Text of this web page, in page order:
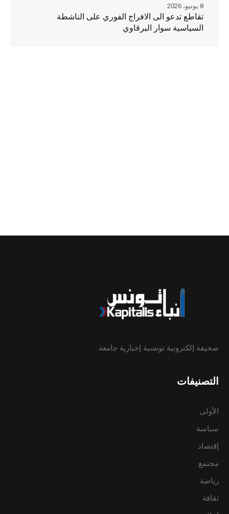
تقاطع تدعو الى الافراج الفوري على الناشطة
السياسية سوار البرقاوي
8 يونيو، 2026
صحيفة إلكترونية تونسية إخبارية جامعة.
التصنيفات
الأولى
سياسة
إقتصاد
مجتمع
رياضة
ثقافة